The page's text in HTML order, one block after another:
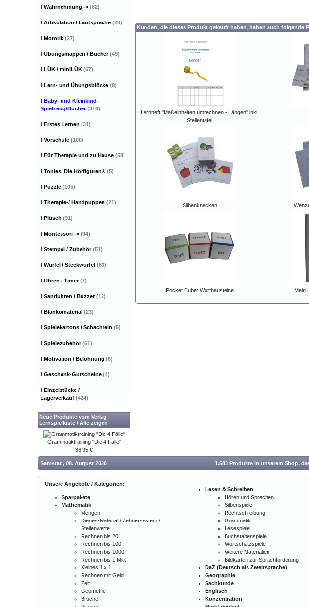
Kunden, die dieses Produkt gekauft haben, haben auch folgende
Lernheft "Maßeinheiten umrechnen - Längen" inkl.
Stellentafel
Silbenknacken
Pocket Cube: Wortbausteine Mein
Wahrnehmung -» (82)
Artikulation / Lautsprache (28)
Motorik (27)
Übungsmappen / Bücher(49)
LÜK / miniLÜK (67)
Lern- und Übungsblöcke (9)
Baby- und Kleinkind-
Spielzeug/Bücher (316)
Erstes Lernen (31)
Vorschule (100)
Für Therapie und zu Hause (58)
Tonies. Die Hörfiguren® (5)
Puzzle (105)
Therapie-/ Handpuppen (21)
Plüsch (91)
Montessori -» (94)
Stempel / Zubehör(51)
Würfel / Steckwürfel (63)
Uhren / Timer(7)
Sanduhren / Buzzer(12)
Blankomaterial (23)
Spielekartons / Schachteln (5)
Spielezubehör(61)
Motivation / Belohnung (6)
Geschenk-Gutscheine (4)
Einzelstücke /
Lagerverkauf (424)
Neue Produkte vom Verlag
Lernspielkiste / Alle zeigen
Grammatiktraining "Die 4 Fälle"
36,95 €
Samstag, 08. August 2026 1.583 Produkte in unserem Shop,
Unsere Angebote / Kategorien:
Sparpakete
Mathematik
Mengen
Dienes-Material / Zehnersystem /
Stellenwerte
Rechnen bis 20
Rechnen bis 100
Rechnen bis 1000
Rechnen bis 1 Mio.
Kleines 1 x 1
Rechnen mit Geld
Zeit
Geometrie
Brüche
Lesen & Schreiben
Hören und Sprechen
Silbenspiele
Rechtschreibung
Grammatik
Lesespiele
Buchstabenspiele
Wortschatzspiele
Weitere Materialien
Bildkarten zur Sprachförderung
DaZ (Deutsch als Zweitsprache)
Geographie
Sachkunde
Englisch
Konzentration